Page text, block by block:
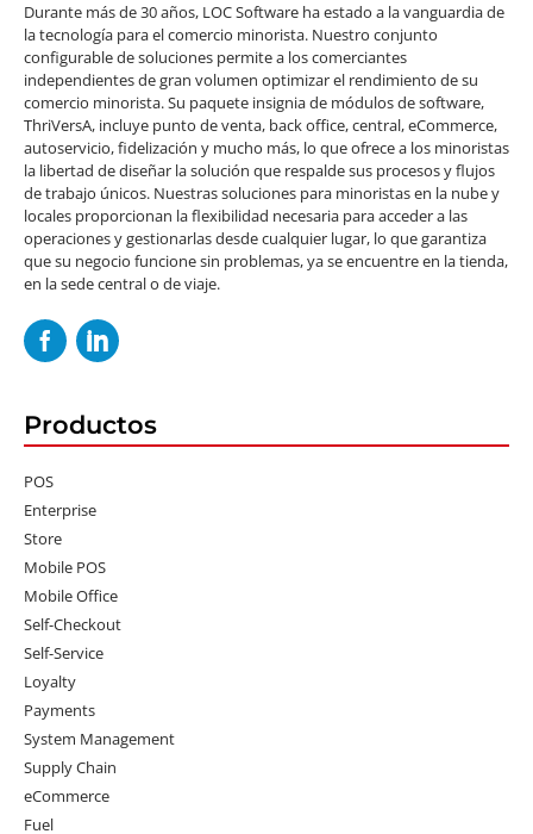
Durante más de 30 años, LOC Software ha estado a la vanguardia de
la tecnología para el comercio minorista. Nuestro conjunto
configurable de soluciones permite a los comerciantes
independientes de gran volumen optimizar el rendimiento de su
comercio minorista. Su paquete insignia de módulos de software,
ThriVersA, incluye punto de venta, back office, central, eCommerce,
autoservicio, fidelización y mucho más, lo que ofrece a los minoristas
la libertad de diseñar la solución que respalde sus procesos y flujos
de trabajo únicos. Nuestras soluciones para minoristas en la nube y
locales proporcionan la flexibilidad necesaria para acceder a las
operaciones y gestionarlas desde cualquier lugar, lo que garantiza
que su negocio funcione sin problemas, ya se encuentre en la tienda,
en la sede central o de viaje.
Productos
POS
Enterprise
Store
Mobile POS
Mobile Office
Self-Checkout
Self-Service
Loyalty
Payments
System Management
Supply Chain
eCommerce
Fuel